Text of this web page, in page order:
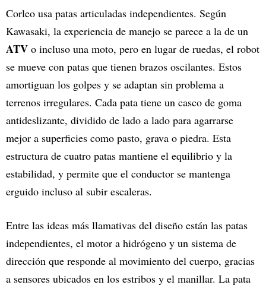
Corleo usa patas articuladas independientes. Según
Kawasaki, la experiencia de manejo se parece a la de un
ATV o incluso una moto, pero en lugar de ruedas, el robot
se mueve con patas que tienen brazos oscilantes. Estos
amortiguan los golpes y se adaptan sin problema a
terrenos irregulares. Cada pata tiene un casco de goma
antideslizante, dividido de lado a lado para agarrarse
mejor a superficies como pasto, grava o piedra. Esta
estructura de cuatro patas mantiene el equilibrio y la
estabilidad, y permite que el conductor se mantenga
erguido incluso al subir escaleras.
Entre las ideas más llamativas del diseño están las patas
independientes, el motor a hidrógeno y un sistema de
dirección que responde al movimiento del cuerpo, gracias
a sensores ubicados en los estribos y el manillar. La pata